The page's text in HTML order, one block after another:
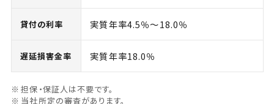
貸付の利率 実質年率4.5％～18.0％
遅延損害金率 実質年率18.0％
担保・保証人は不要です。
当社所定の審査があります。